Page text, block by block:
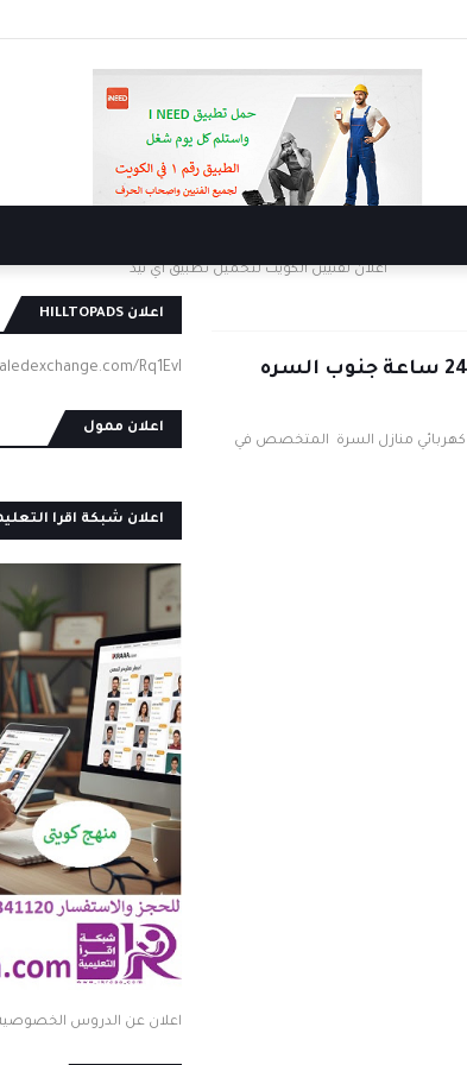
اعلان لفنيين الكويت لتحميل تطبيق اي نيد
كهربائي 24 ساعة جنوب السره كهربائي منازل السرة المتخصص في
اعلان HILLTOPADS
Rq1EvI
اعلان ممول
اعلان شبكة اقرا
اعلان عن الدروس الخصوصية